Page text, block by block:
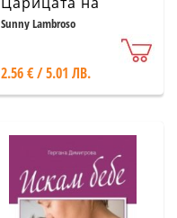
диетите
Sunny Lambroso
2.56 € / 5.01 ЛВ.